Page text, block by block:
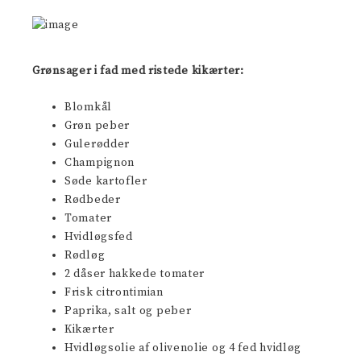
Grønsager i fad med ristede kikærter:
Blomkål
Grøn peber
Gulerødder
Champignon
Søde kartofler
Rødbeder
Tomater
Hvidløgsfed
Rødløg
2 dåser hakkede tomater
Frisk citrontimian
Paprika, salt og peber
Kikærter
Hvidløgsolie af olivenolie og 4 fed hvidløg